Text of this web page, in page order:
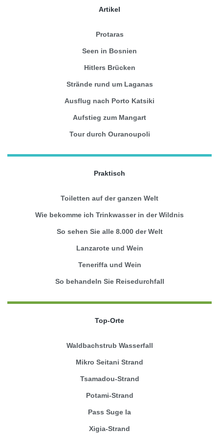
Artikel
Protaras
Seen in Bosnien
Hitlers Brücken
Strände rund um Laganas
Ausflug nach Porto Katsiki
Aufstieg zum Mangart
Tour durch Ouranoupoli
Praktisch
Toiletten auf der ganzen Welt
Wie bekomme ich Trinkwasser in der Wildnis
So sehen Sie alle 8.000 der Welt
Lanzarote und Wein
Teneriffa und Wein
So behandeln Sie Reisedurchfall
Top-Orte
Waldbachstrub Wasserfall
Mikro Seitani Strand
Tsamadou-Strand
Potami-Strand
Pass Suge la
Xigia-Strand